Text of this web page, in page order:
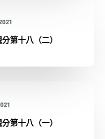
第十八（二）
第十八（一）